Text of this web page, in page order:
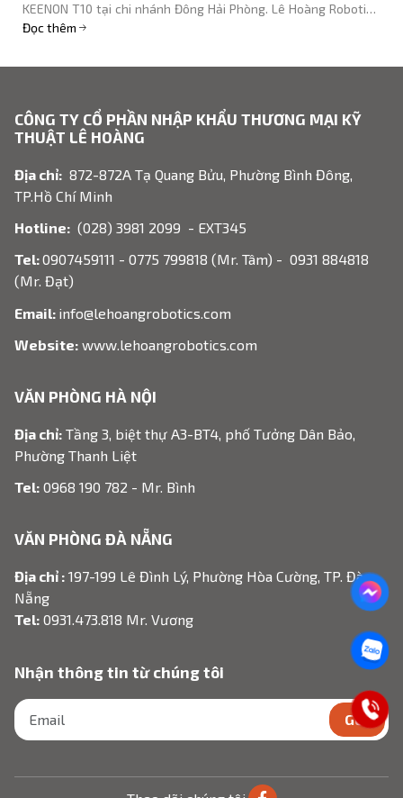
KEENON T10 tại chi nhánh Đông Hải Phòng. Lê Hoàng Robotics
cung cấp giải pháp robot ngân hàng.
Đọc thêm
CÔNG TY CỔ PHẦN NHẬP KHẨU THƯƠNG MẠI KỸ
THUẬT LÊ HOÀNG
Địa chỉ: 872-872A Tạ Quang Bửu, Phường Bình Đông,
TP.Hồ Chí Minh
Hotline: (028) 3981 2099 - EXT345
Tel:0907459111 - 0775 799818 (Mr. Tâm) - 0931 884818
(Mr. Đạt)
Email: info@lehoangrobotics.com
Website: www.lehoangrobotics.com
VĂN PHÒNG HÀ NỘI
Địa chỉ: Tầng 3, biệt thự A3-BT4, phố Tưởng Dân Bảo,
Phường Thanh Liệt
Tel: 0968 190 782 - Mr. Bình
VĂN PHÒNG ĐÀ NẴNG
Địa chỉ : 197-199 Lê Đình Lý, Phường Hòa Cường, TP. Đà
Nẵng
Tel: 0931.473.818 Mr. Vương
Nhận thông tin từ chúng tôi
GỬI